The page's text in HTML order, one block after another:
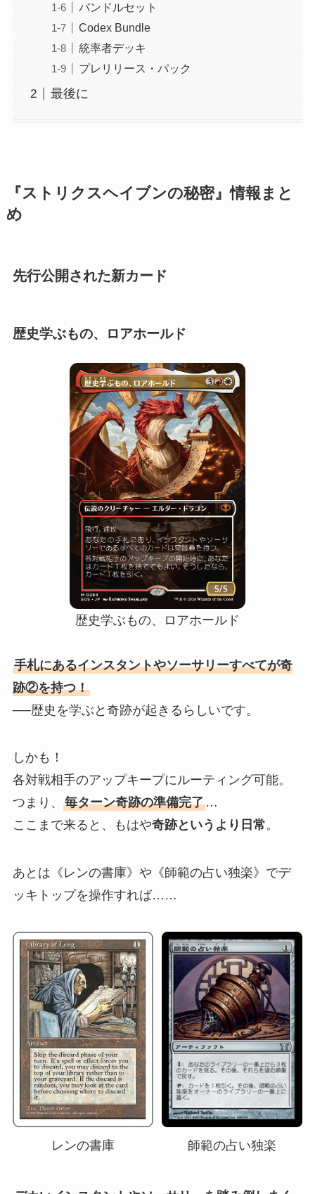
バンドルセット
Codex Bundle
統率者デッキ
プレリリース・パック
最後に
『ストリクスヘイブンの秘密』情報まと
め
先行公開された新カード
歴史学ぶもの、ロアホールド
歴史学ぶもの、ロアホールド
手札にあるインスタントやソーサリーすべてが奇
跡②を持つ！
──歴史を学ぶと奇跡が起きるらしいです。
しかも！
各対戦相手のアップキープにルーティング可能。
つまり、 毎ターン奇跡の準備完了…
ここまで来ると、もはや奇跡というより日常。
あとは《レンの書庫》や《師範の占い独楽》でデ
ッキトップを操作すれば……
レンの書庫 師範の占い独楽